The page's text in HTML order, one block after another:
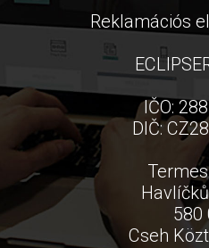
Reklamációs
IČO:
DIČ:
580
Cseh